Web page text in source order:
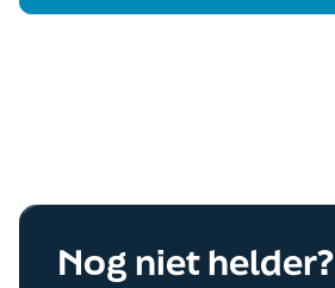
Nog niet helder?